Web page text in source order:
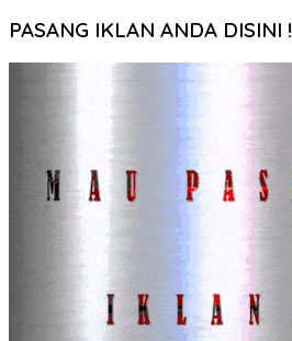
PASANG IKLAN ANDA DISINI !